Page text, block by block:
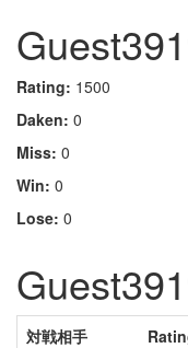
Rating: 1500
Daken: 0
Miss: 0
Win: 0
Lose: 0
対戦相手